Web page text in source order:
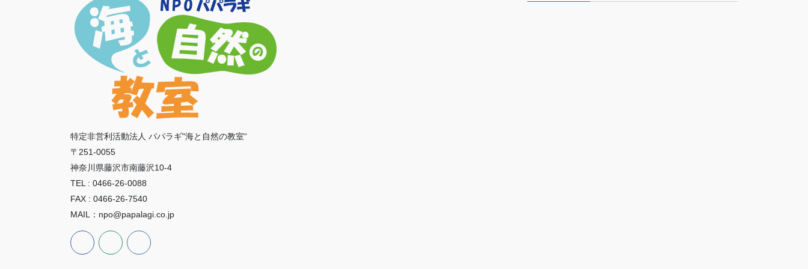
特定非営利活動法人 パパラギ"海と自然の教室“
〒251-0055
神奈川県藤沢市南藤沢10-4
TEL : 0466-26-0088
FAX : 0466-26-7540
MAIL：npo@papalagi.co.jp